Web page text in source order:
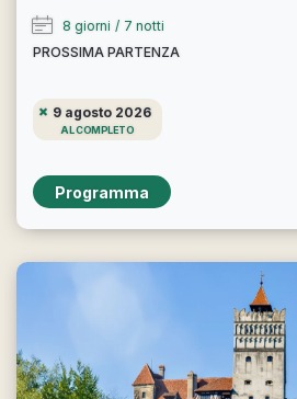
8 giorni / 7 notti
PROSSIMA PARTENZA
9 agosto 2026
AL COMPLETO
Programma